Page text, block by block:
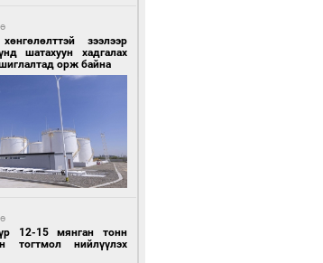
зээлээр
шатахуун хадгалах
орж байна
12-15 мянган тонн
тогтмол нийлүүлэх